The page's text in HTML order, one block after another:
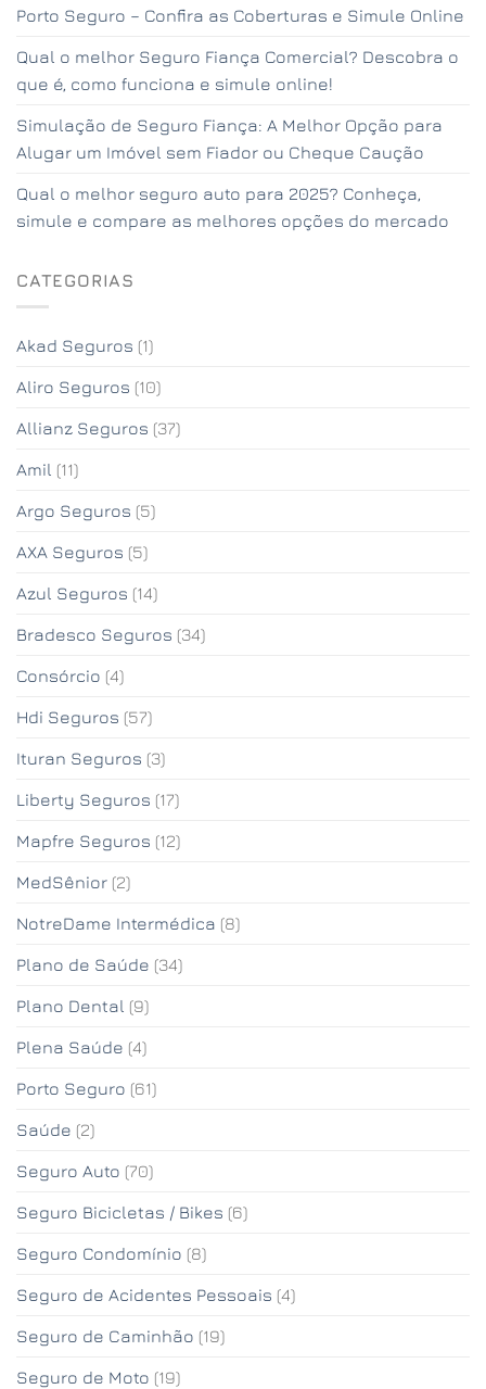
Porto Seguro – Confira as Coberturas e Simule Online
Qual o melhor Seguro Fiança Comercial? Descobra o
que é, como funciona e simule online!
Simulação de Seguro Fiança: A Melhor Opção para
Alugar um Imóvel sem Fiador ou Cheque Caução
Qual o melhor seguro auto para 2025? Conheça,
simule e compare as melhores opções do mercado
CATEGORIAS
Akad Seguros (1)
Aliro Seguros (10)
Allianz Seguros (37)
Amil (11)
Argo Seguros (5)
AXA Seguros (5)
Azul Seguros (14)
Bradesco Seguros (34)
Consórcio (4)
Hdi Seguros (57)
Ituran Seguros (3)
Liberty Seguros (17)
Mapfre Seguros (12)
MedSênior (2)
NotreDame Intermédica (8)
Plano de Saúde (34)
Plano Dental (9)
Plena Saúde (4)
Porto Seguro (61)
Saúde (2)
Seguro Auto (70)
Seguro Bicicletas / Bikes (6)
Seguro Condomínio (8)
Seguro de Acidentes Pessoais (4)
Seguro de Caminhão (19)
Seguro de Moto (19)